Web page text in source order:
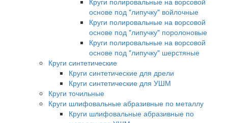
основе под "липучку" войлочные
Круги полировальные на ворсовой
основе под "липучку" поролоновые
Круги полировальные на ворсовой
основе под "липучку" шерстяные
Круги синтетические
Круги синтетические для дрели
Круги синтетические для УШМ
Круги точильные
Круги шлифовальные абразивные по металлу
Круги шлифовальные абразивные по